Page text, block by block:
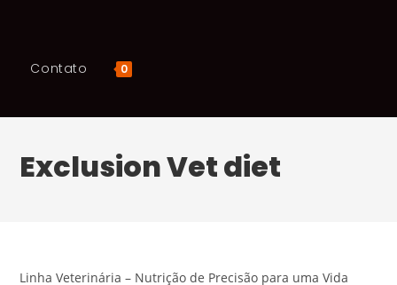
Contato 0
Exclusion Vet diet
Linha Veterinária – Nutrição de Precisão para uma Vida